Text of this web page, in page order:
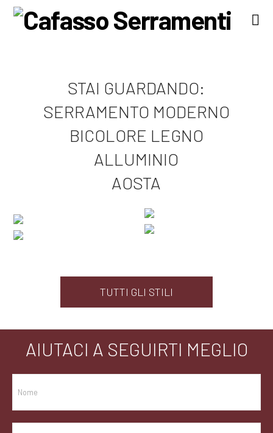
STAI GUARDANDO:
SERRAMENTO MODERNO
BICOLORE LEGNO
ALLUMINIO
AOSTA
TUTTI GLI STILI
AIUTACI A SEGUIRTI MEGLIO